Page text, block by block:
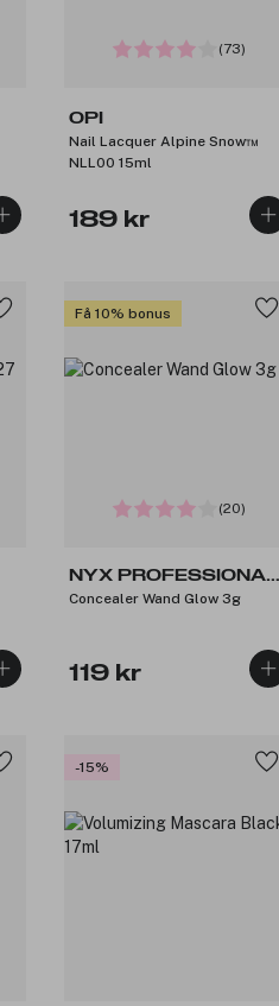
(73)
OPI
Nail Lacquer Alpine Snow™
NLL00 15ml
189 kr
Få 10% bonus
(20)
NYX PROFESSIONAL
MAKEUP
Concealer Wand Glow 3g
119 kr
-15%